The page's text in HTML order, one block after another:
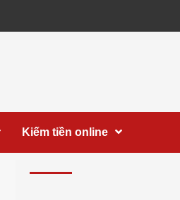
Kiếm tiền online